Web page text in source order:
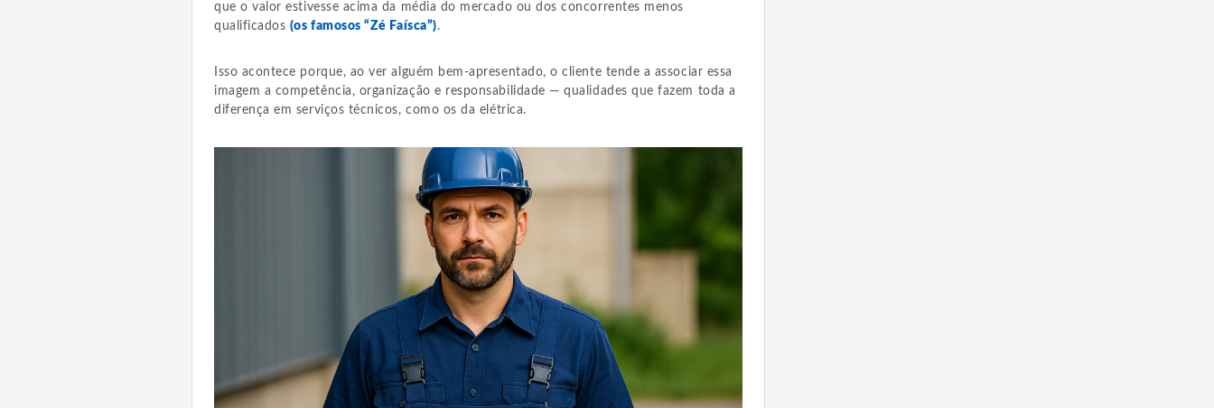
que o valor estivesse acima da média do mercado ou dos concorrentes menos
qualificados (os famosos “Zé Faísca”).
Isso acontece porque, ao ver alguém bem-apresentado, o cliente tende a associar essa
imagem a competência, organização e responsabilidade — qualidades que fazem toda a
diferença em serviços técnicos, como os da elétrica.